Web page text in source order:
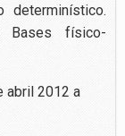
Bases físico-
abril 2012 a